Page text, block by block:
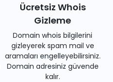
Ücretsiz Whois
Gizleme
Domain whois bilgilerini
gizleyerek spam mail ve
aramaları engelleyebilirsiniz.
Domain adresiniz güvende
kalır.